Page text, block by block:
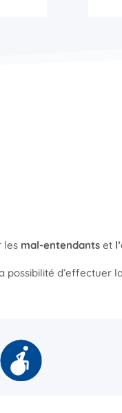
les mal-entendants et
possibilité d’effectuer